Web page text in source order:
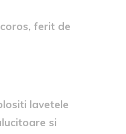
ferit de
lavetele
si